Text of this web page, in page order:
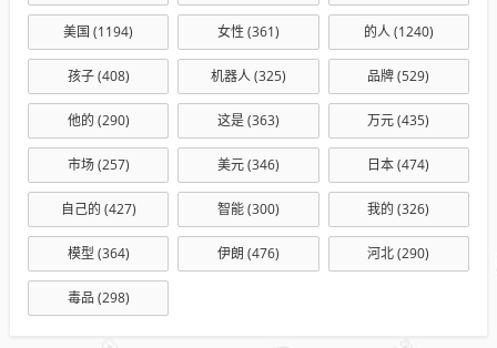
美国 (1194) 女性 (361) 的人(1240)
孩子(408) 机器人(325) 品牌(529)
他的 (290) 这是(363) 万元(435)
市场(257) 美元(346) 日本(474)
自己的 (427) 智能(300) 我的 (326)
模型 (364) 伊朗 (476) 河北(290)
毒品 (298)